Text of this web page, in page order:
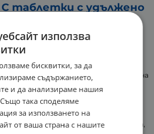
таблетки с удължено
НАТУРАЛС
добавка
на нормалното състояние на
зъбите и венците.
микрокристална целулоза,
целулоза, стеаринова киселина,
използва
бисквитки, за да
съдържанието,
и да анализираме нашия
така споделяме
за използването на
от ваша страна с нашите